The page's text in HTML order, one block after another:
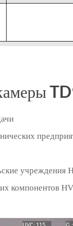
изображения
5,7 "VGA
учреждения
компонентов HV